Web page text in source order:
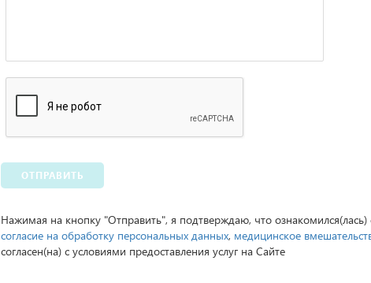
ОТПРАВИТЬ
Нажимая на кнопку "Отправить", я подтверждаю, что ознакомился(лась)
согласие на обработку персональных данных, медицинское
согласен(на) с условиями предоставления услуг на Сайте